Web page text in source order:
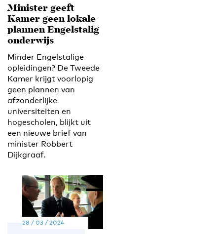
Minister geeft
Kamer geen lokale
plannen Engelstalig
onderwijs
Minder Engelstalige
opleidingen? De Tweede
Kamer krijgt voorlopig
geen plannen van
afzonderlijke
universiteiten en
hogescholen, blijkt uit
een nieuwe brief van
minister Robbert
Dijkgraaf.
EN
28 / 03 / 2024